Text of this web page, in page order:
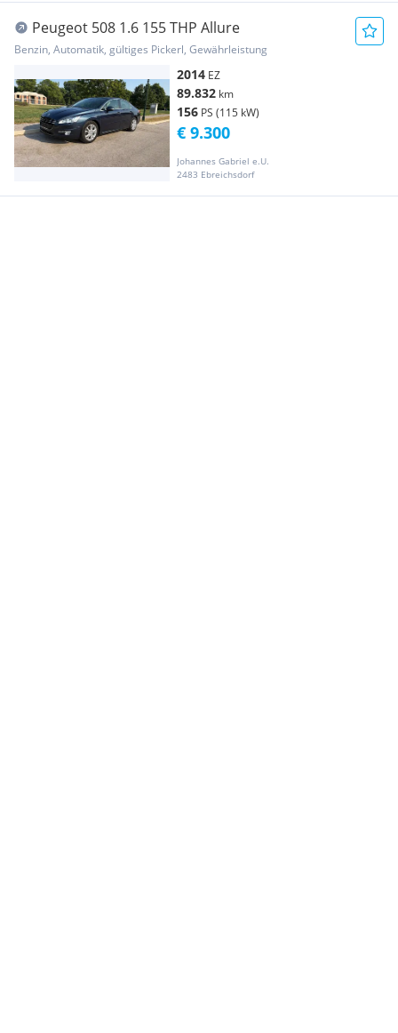
Peugeot 508 1.6 155 THP Allure
Benzin, Automatik, gültiges Pickerl, Gewährleistung
2014 EZ
89.832 km
156 PS (115 kW)
Johannes Gabriel e.U.
2483 Ebreichsdorf
€ 9.300